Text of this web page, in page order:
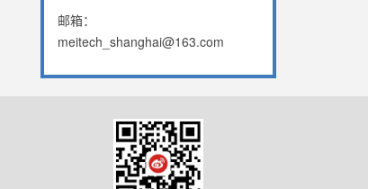
邮箱：
meitech_shanghai@163.com